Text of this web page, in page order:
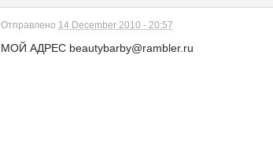
Отправлено 14 December 2010 - 20:57
МОЙ АДРЕС beautybarby@rambler.ru